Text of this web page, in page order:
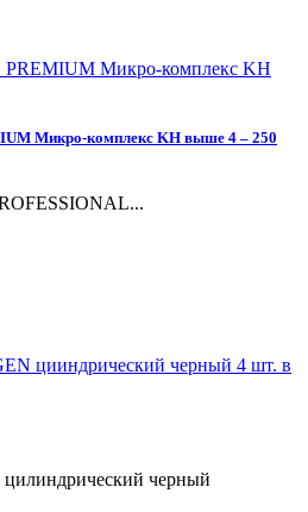
Микро-комплекс KH выше 4 – 250
цилиндрический черный